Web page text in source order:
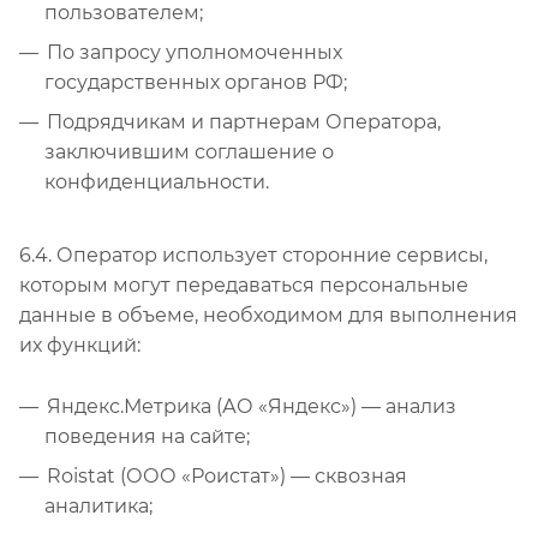
пользователем;
По запросу уполномоченных
государственных органов РФ;
Подрядчикам и партнерам Оператора,
заключившим соглашение о
конфиденциальности.
6.4. Оператор использует сторонние сервисы,
которым могут передаваться персональные
данные в объеме, необходимом для выполнения
их функций:
Яндекс.Метрика (АО «Яндекс») — анализ
поведения на сайте;
Roistat (ООО «Роистат») — сквозная
аналитика;